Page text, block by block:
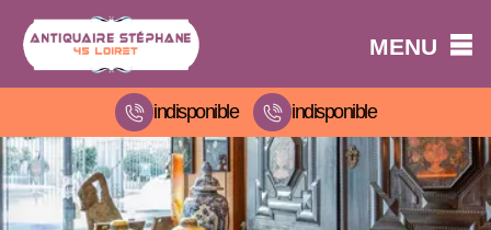
MENU
indisponible indisponible